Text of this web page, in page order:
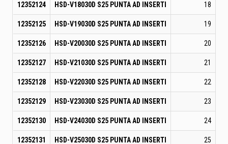
12352124 HSD-V18030D S25 PUNTA AD INSERTI 18
12352125 HSD-V19030D S25 PUNTA AD INSERTI 19
12352126 HSD-V20030D S25 PUNTA AD INSERTI 20
12352127 HSD-V21030D S25 PUNTA AD INSERTI 21
12352128 HSD-V22030D S25 PUNTA AD INSERTI 22
12352129 HSD-V23030D S25 PUNTA AD INSERTI 23
12352130 HSD-V24030D S25 PUNTA AD INSERTI 24
12352131 HSD-V25030D S25 PUNTA AD INSERTI 25